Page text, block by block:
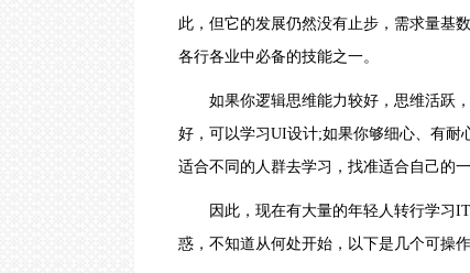
-
上
｜
深
圳
｜
汉
｜
郑
此，但它的发展仍然没有止步，需求量基
各行各业中必备的技能之一。
如果你逻辑思维能力较好，思维活跃，
好，可以学习UI设计;如果你够细心、有
适合不同的人群去学习，找准适合自己的
因此，现在有大量的年轻人转行学习IT
惑，不知道从何处开始，以下是几个可操